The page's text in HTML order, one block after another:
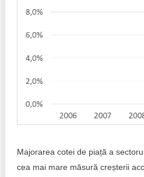
Majorarea cotei de piață a
cea mai mare măsură creșterii